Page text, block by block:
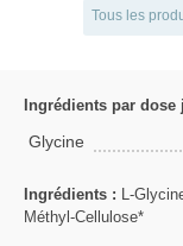
Tous les
Ingrédients par
Glycine
Ingrédients : L-
Méthyl-Cellulose*